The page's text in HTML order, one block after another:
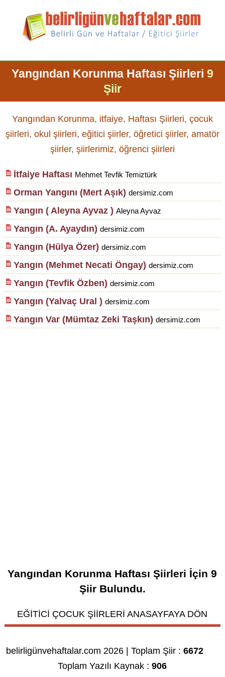
Yangından Korunma Haftası Şiirleri 9
Şiir
Yangından Korunma, itfaiye, Haftası Şiirleri, çocuk
şiirleri, okul şiirleri, eğitici şiirler, öğretici şiirler, amatör
şiirler, şiirlerimiz, öğrenci şiirleri
İtfaiye Haftası Mehmet Tevfik Temiztürk
Orman Yangını (Mert Aşık) dersimiz.com
Yangın ( Aleyna Ayvaz ) Aleyna Ayvaz
Yangın (A. Ayaydın) dersimiz.com
Yangın (Hülya Özer) dersimiz.com
Yangın (Mehmet Necati Öngay) dersimiz.com
Yangın (Tevfik Özben) dersimiz.com
Yangın (Yalvaç Ural ) dersimiz.com
Yangın Var (Mümtaz Zeki Taşkın) dersimiz.com
Yangından Korunma Haftası Şiirleri İçin9
Şiir Bulundu.
EĞİTİCİ ÇOCUK ŞİİRLERİ ANASAYFAYA DÖN
belirligünvehaftalar.com 2026 | Toplam Şiir :6672
Toplam Yazılı Kaynak :906